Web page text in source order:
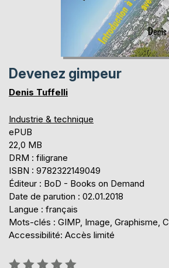
Devenez gimpeur
Denis Tuffelli
Industrie & technique
ePUB
22,0 MB
DRM : filigrane
ISBN : 9782322149049
Éditeur : BoD - Books on Demand
Date de parution : 02.01.2018
Langue : français
Mots-clés : GIMP, Image, Graphisme,
Accessibilité: Accès limité
Évaluation: